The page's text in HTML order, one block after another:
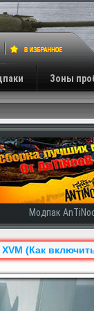
Зоны
Модпак
(Как